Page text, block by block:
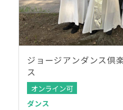
ジョージアンダンス倶
ス
オンライン可
ダンス